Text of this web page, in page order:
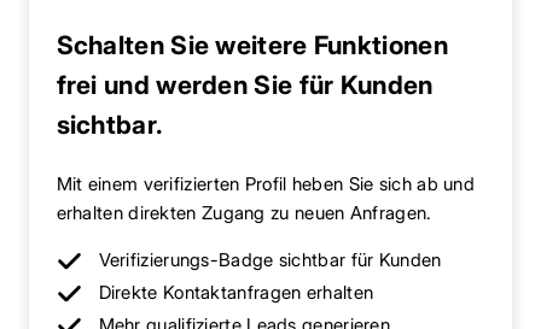
Schalten Sie weitere Funktionen
frei und werden Sie für Kunden
sichtbar.
Mit einem verifizierten Profil heben Sie sich ab und
erhalten direkten Zugang zu neuen Anfragen.
Verifizierungs-Badge sichtbar für Kunden
Direkte Kontaktanfragen erhalten
Mehr qualifizierte Leads generieren